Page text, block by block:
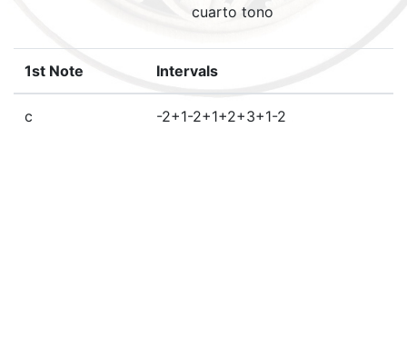
cuarto tono
1st Note Intervals
c -2+1-2+1+2+3+1-2